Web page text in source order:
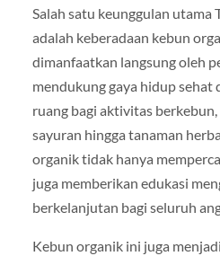
Salah satu keunggulan utama
adalah keberadaan kebun
dimanfaatkan langsung oleh
mendukung gaya hidup sehat
ruang bagi aktivitas
sayuran hingga tanaman
organik tidak hanya
juga memberikan edukasi
berkelanjutan bagi seluruh
Kebun organik ini juga